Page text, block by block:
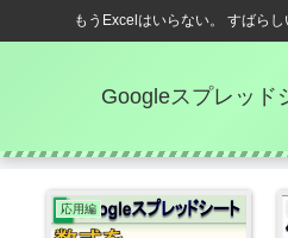
もうExcelはいらない。 すばら
Googleスプレッド
応用編